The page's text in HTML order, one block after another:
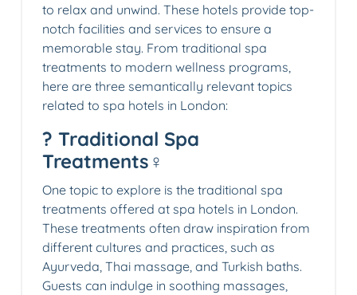
to relax and unwind. These hotels provide top-
notch facilities and services to ensure a
memorable stay. From traditional spa
treatments to modern wellness programs,
here are three semantically relevant topics
related to spa hotels in London:
? Traditional Spa
Treatments‍♀️
One topic to explore is the traditional spa
treatments offered at spa hotels in London.
These treatments often draw inspiration from
different cultures and practices, such as
Ayurveda, Thai massage, and Turkish baths.
Guests can indulge in soothing massages,